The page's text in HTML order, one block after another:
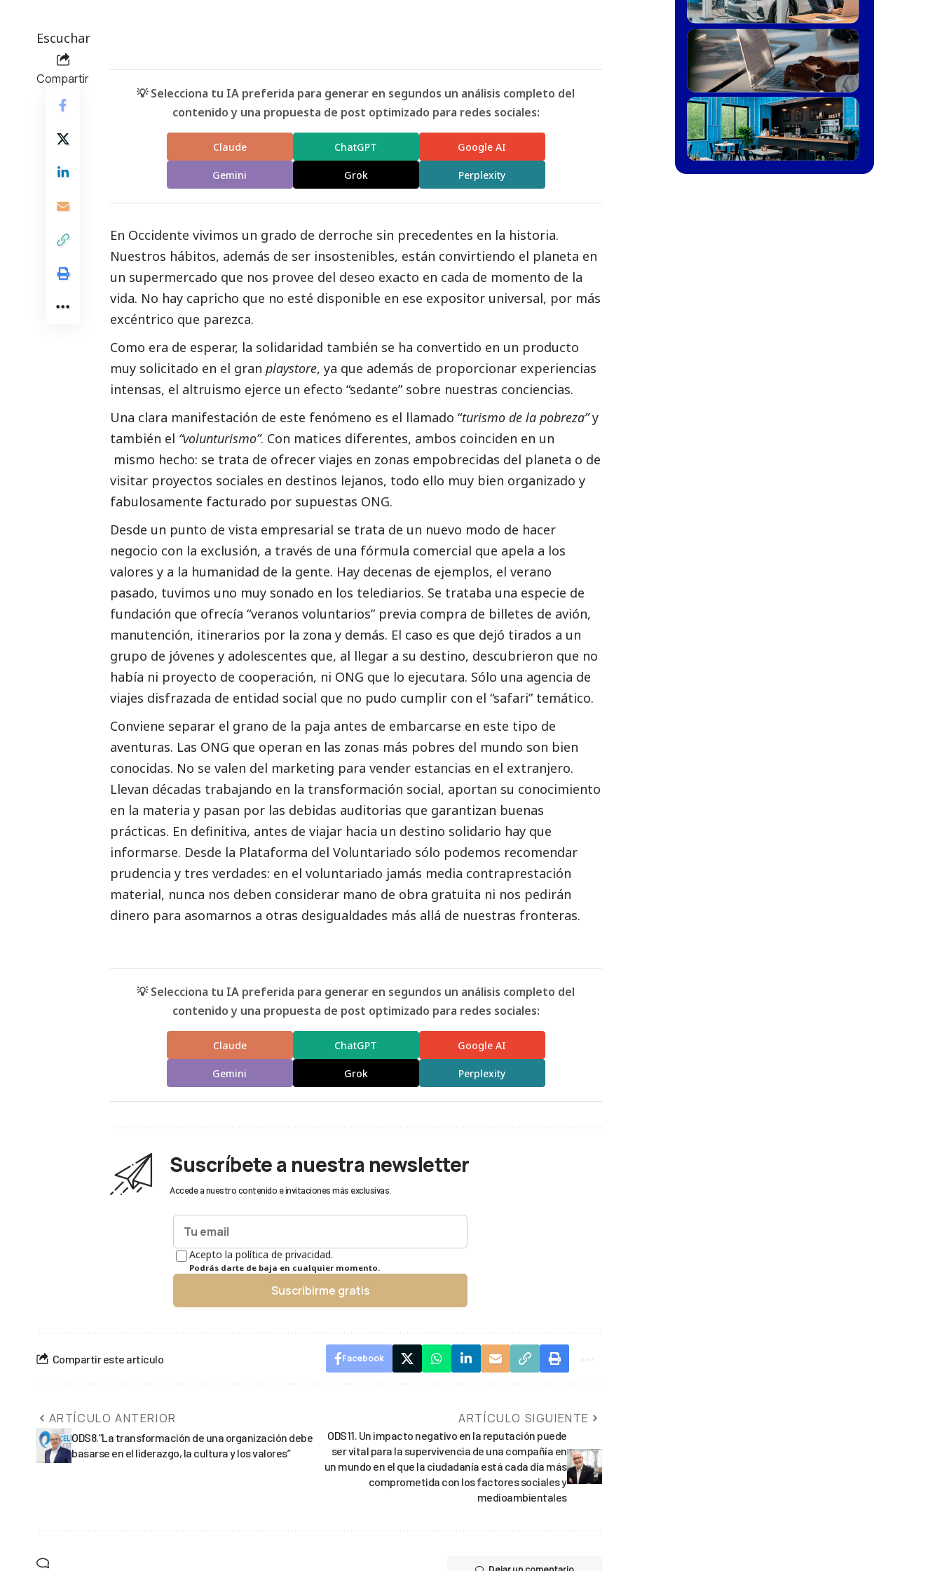
Escuchar
Compartir
💡 Selecciona tu IA preferida para generar en segundos un análisis completo del
contenido y una propuesta de post optimizado para redes sociales:
Claude ChatGPT Google AI
Gemini Grok Perplexity
En Occidente vivimos un grado de derroche sin precedentes en la historia.
Nuestros hábitos, además de ser insostenibles, están convirtiendo el planeta en
un supermercado que nos provee del deseo exacto en cada de momento de la
vida. No hay capricho que no esté disponible en ese expositor universal, por más
excéntrico que parezca.
Como era de esperar, la solidaridad también se ha convertido en un producto
muy solicitado en el gran playstore, ya que además de proporcionar experiencias
intensas, el altruismo ejerce un efecto “sedante” sobre nuestras conciencias.
Una clara manifestación de este fenómeno es el llamado “turismo de la pobreza”y
también el “volunturismo”. Con matices diferentes, ambos coinciden en un
mismo hecho: se trata de ofrecer viajes en zonas empobrecidas del planeta o de
visitar proyectos sociales en destinos lejanos, todo ello muy bien organizado y
fabulosamente facturado por supuestas ONG.
Desde un punto de vista empresarial se trata de un nuevo modo de hacer
negocio con la exclusión, a través de una fórmula comercial que apela a los
valores y a la humanidad de la gente. Hay decenas de ejemplos, el verano
pasado, tuvimos uno muy sonado en los telediarios. Se trataba una especie de
fundación que ofrecía “veranos voluntarios” previa compra de billetes de avión,
manutención, itinerarios por la zona y demás. El caso es que dejó tirados a un
grupo de jóvenes y adolescentes que, al llegar a su destino, descubrieron que no
había ni proyecto de cooperación, ni ONG que lo ejecutara. Sólo una agencia de
viajes disfrazada de entidad social que no pudo cumplir con el “safari” temático.
Conviene separar el grano de la paja antes de embarcarse en este tipo de
aventuras. Las ONG que operan en las zonas más pobres del mundo son bien
conocidas. No se valen del marketing para vender estancias en el extranjero.
Llevan décadas trabajando en la transformación social, aportan su conocimiento
en la materia y pasan por las debidas auditorias que garantizan buenas
prácticas. En definitiva, antes de viajar hacia un destino solidario hay que
informarse. Desde la Plataforma del Voluntariado sólo podemos recomendar
prudencia y tres verdades: en el voluntariado jamás media contraprestación
material, nunca nos deben considerar mano de obra gratuita ni nos pedirán
dinero para asomarnos a otras desigualdades más allá de nuestras fronteras.
💡 Selecciona tu IA preferida para generar en segundos un análisis completo del
contenido y una propuesta de post optimizado para redes sociales:
Claude ChatGPT Google AI
Gemini Grok Perplexity
Suscríbete a nuestra newsletter
Accede a nuestro contenido e invitaciones más exclusivas.
Acepto la política de privacidad.
Podrás darte de baja en cualquier momento.
Suscribirme gratis
Compartir este artículo Facebook
ARTÍCULO ANTERIOR
ODS8.”La transformación de una organización debe
basarse en el liderazgo, la cultura y los valores”
ARTÍCULO SIGUIENTE
ODS11. Un impacto negativo en la reputación puede
ser vital para la supervivencia de una compañía en
un mundo en el que la ciudadanía está cada día más
comprometida con los factores sociales y
medioambientales